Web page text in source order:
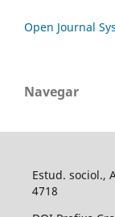
Open Journal
Navegar
Estud. sociol.,
4718